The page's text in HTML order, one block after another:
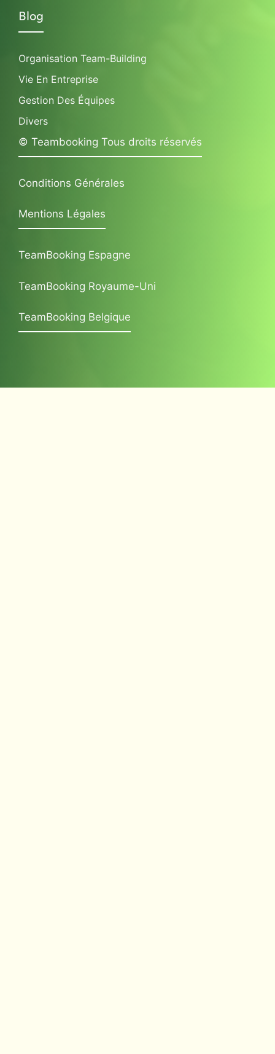
Blog
Organisation Team-Building
Vie En Entreprise
Gestion Des Équipes
Divers
© Teambooking Tous droits réservés
Conditions Générales
Mentions Légales
TeamBooking Espagne
TeamBooking Royaume-Uni
TeamBooking Belgique